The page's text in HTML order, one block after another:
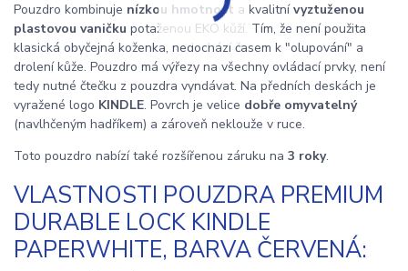
Pouzdro kombinuje nízkou hmotnost a kvalitnívyztuženou
plastovou vaničku potaženou EKO kůží. Tím, že není použita
klasická obyčejná koženka, nedochází časem k "olupování" a
drolení kůže. Pouzdro má výřezy na všechny ovládací prvky, není
tedy nutné čtečku z pouzdra vyndávat. Na předních deskách je
vyražené logo KINDLE. Povrch je velice dobře omyvatelný
(navlhčeným hadříkem) a zároveň neklouže v ruce.
Toto pouzdro nabízí také rozšířenou záruku na 3 roky.
VLASTNOSTI POUZDRA PREMIUM
DURABLE LOCK KINDLE
PAPERWHITE, BARVA ČERVENÁ: